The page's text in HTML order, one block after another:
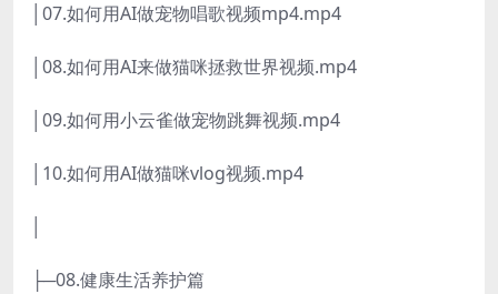
│07.如何用AI做宠物唱歌视频mp4.mp4
│08.如何用AI来做猫咪拯救世界视频.mp4
│09.如何用小云雀做宠物跳舞视频.mp4
│10.如何用AI做猫咪vlog视频.mp4
├─08.健康生活养护篇